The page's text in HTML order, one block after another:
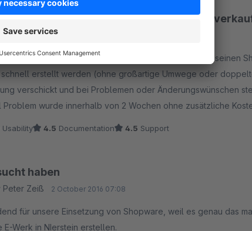
einfach gehaltenes Plugin für den
out of 5 stars
Christian Klömich
und gute Erweiterung zum Ticketverkauf für seinen
erstellt werden (ohne großartige Umwege oder
verschickt und bei Problemen oder Änderungswünschen
Problem wurde innerhalb von 2 Wochen ohne zusätzliche
Usability 4.5 Documentation 4.5 Support
haben
Peter Zeiß 2 October 2016 07:08
für unsere Einsetzung von Shopware, weil es genau das
E-Werk in NIerstein erstellen.